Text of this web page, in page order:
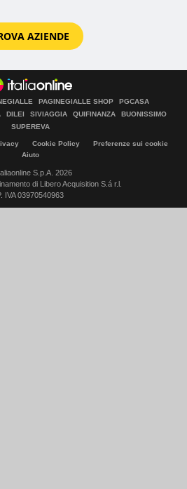
AZIENDE
PAGINEGIALLE SHOP
PGCASA
DILEI SIVIAGGIA QUIFINANZA
BUONISSIMO
SUPEREVA
Cookie Policy
Preferenze sui cookie
Aiuto
S.p.A. 2026
di Libero Acquisition S.á r.l.
IVA 03970540963